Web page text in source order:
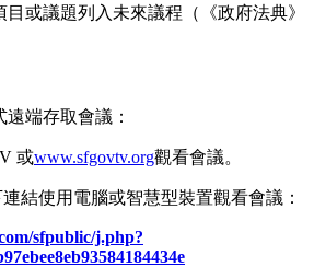
或議題列入未來議程（《政府法典》
端存取會議：
或www.sfgovtv.org觀看會議。
結使用電腦或智慧型裝置觀看會議：
sfpublic/j.php?